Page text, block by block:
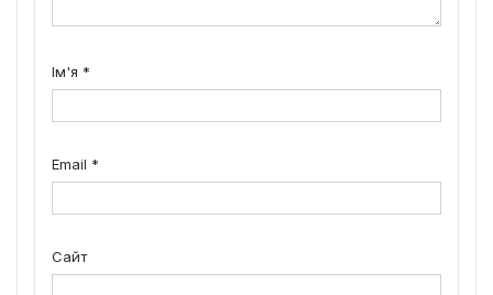
Ім'я *
Email *
Сайт